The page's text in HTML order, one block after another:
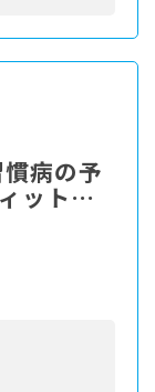
病の予
ットネ